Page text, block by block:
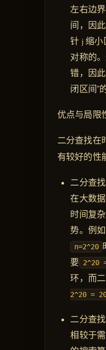
左右边
间，因
针 j 缩
对称的
错，因
闭区间”
优点与局限
二分查找在
有较好的性
二分查
在大数
时间复
势。例
n=2^20
要 2^20
环，而
2^20 =
二分查
相较于